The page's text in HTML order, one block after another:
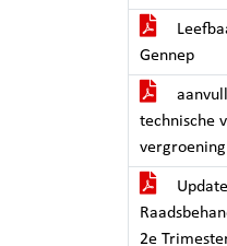
Gennep
technische
2e